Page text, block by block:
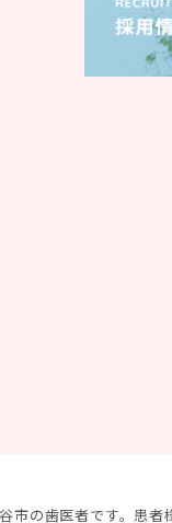
市の歯医者です。患